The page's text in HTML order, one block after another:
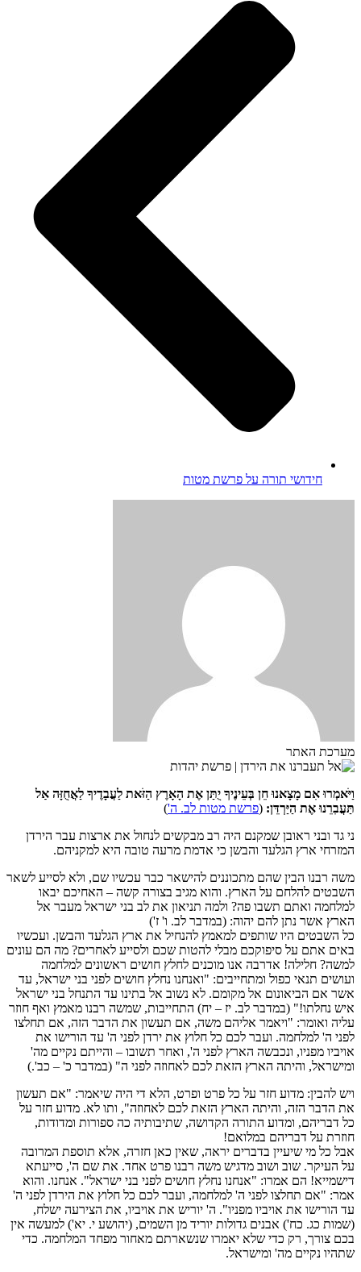
חידושי תורה על פרשת מטות
מערכת האתר
וַיֹּאמְרוּ אִם מָצָאנוּ חֵן בְּעֵינֶיךָ יֻתַּן אֶת הָאָרֶץ הַזֹּאת לַעֲבָדֶיךָ לַאֲחֻזָּה אַל
תַּעֲבִרֵנוּ אֶת הַיַּרְדֵּן: (פרשת מטות לב. ה')
ני גד ובני ראובן שמקנם היה רב מבקשים לנחול את ארצות עבר הירדן
המזרחי ארץ הגלעד והבשן כי אדמת מרעה טובה היא למקניהם.
משה רבנו הבין שהם מתכוננים להישאר כבר עכשיו שם, ולא לסייע לשאר
השבטים להלחם על הארץ. והוא מגיב בצורה קשה – האחיכם יבאו
למלחמה ואתם תשבו פה? ולמה תניאון את לב בני ישראל מעבר אל
הארץ אשר נתן להם יהוה: (במדבר לב. ו' ז')
כל השבטים היו שותפים למאמץ להנחיל את ארץ הגלעד והבשן. ועכשיו
באים אתם על סיפוקכם מבלי להטות שכם ולסייע לאחרים? מה הם עונים
למשה? חלילה! אדרבה אנו מוכנים לחלץ חושים ראשונים למלחמה
ועושים תנאי כפול ומתחייבים: "ואנחנו נחלץ חושים לפני בני ישראל, עד
אשר אם הביאונום אל מקומם. לא נשוב אל בתינו עד התנחל בני ישראל
איש נחלתו!" (במדבר לב. יז – יח) התחייבות, שמשה רבנו מאמץ ואף חוזר
עליה ואומר: "ויאמר אליהם משה, אם תעשון את הדבר הזה, אם תחלצו
לפני ה' למלחמה. ועבר לכם כל חלוץ את ירדן לפני ה' עד הורישו את
אויביו מפניו, ונכבשה הארץ לפני ה', ואחר תשובו – והייתם נקיים מה'
ומישראל, והיתה הארץ הזאת לכם לאחוזה לפני ה" (במדבר כ' – כב'.)
ויש להבין: מדוע חזר על כל פרט ופרט, הלא די היה שיאמר: "אם תעשון
את הדבר הזה, והיתה הארץ הזאת לכם לאחוזה", ותו לא. מדוע חזר על
כל דבריהם, ומדוע התורה הקדושה, שתיבותיה כה ספורות ומדודות,
חוזרת על דבריהם במלואם!
אבל כל מי שיעיין בדברים יראה, שאין כאן חזרה, אלא תוספת המרובה
על העיקר. שוב ושוב מדגיש משה רבנו פרט אחד. את שם ה', סייעתא
דישמייא! הם אמרו: "אנחנו נחלץ חושים לפני בני ישראל". אנחנו. והוא
אמר: "אם תחלצו לפני ה' למלחמה, ועבר לכם כל חלוץ את הירדן לפני ה'
עד הורישו את אויביו מפניו". ה' יוריש את אויביו, את הצירעה ישלח,
(שמות כג. כח') אבנים גדולות יוריד מן השמים, (יהושע י. יא') למעשה אין
בכם צורך, רק כדי שלא יאמרו שנשארתם מאחור מפחד המלחמה. כדי
שתהיו נקיים מה' ומישראל.